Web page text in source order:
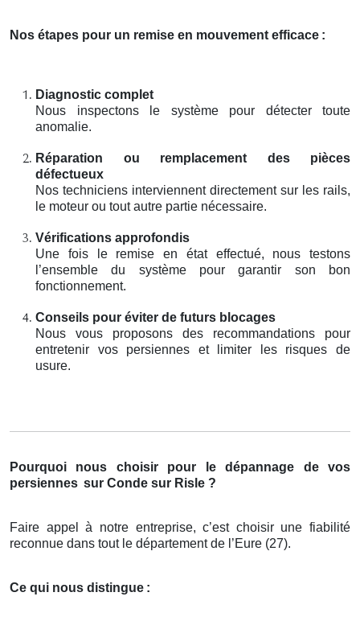
Nos étapes pour un remise en mouvement efficace :
Diagnostic complet
Nous inspectons le système pour détecter toute
anomalie.
Réparation ou remplacement des pièces
défectueux
Nos techniciens interviennent directement sur les rails,
le moteur ou tout autre partie nécessaire.
Vérifications approfondis
Une fois le remise en état effectué, nous testons
l’ensemble du système pour garantir son bon
fonctionnement.
Conseils pour éviter de futurs blocages
Nous vous proposons des recommandations pour
entretenir vos persiennes et limiter les risques de
usure.
Pourquoi nous choisir pour le dépannage de vos
persiennes sur Conde sur Risle ?
Faire appel à notre entreprise, c’est choisir une fiabilité
reconnue dans tout le département de l’Eure (27).
Ce qui nous distingue :